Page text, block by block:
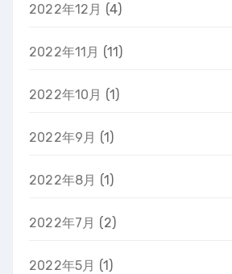
2022年12月 (4)
2022年11月 (11)
2022年10月 (1)
2022年9月 (1)
2022年8月 (1)
2022年7月 (2)
2022年5月 (1)